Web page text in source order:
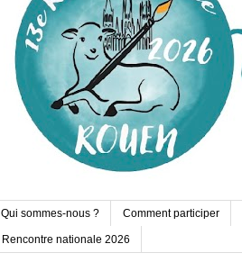
Qui sommes-nous ? Comment participer
Rencontre nationale 2026